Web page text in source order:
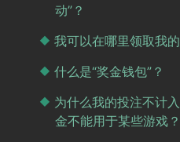
动”？
我可以在哪里领取我
什么是“奖金钱包”？
为什么我的投注不计
金不能用于某些游戏？